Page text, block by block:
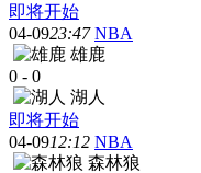
即将开始
04-0923:47 NBA
雄鹿
0 - 0
湖人
即将开始
04-0912:12 NBA
森林狼